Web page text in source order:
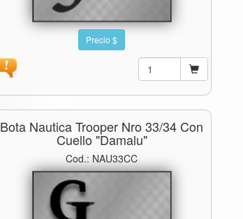
Precio $
Bota Nautica Trooper Nro 33/34 Con
Cuello "damalu"
Cod.: NAU33CC